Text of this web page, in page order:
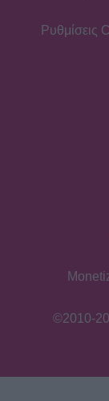
δρόμους η
Η άγνωστη
τολμηρή
και του
Δύο μαύρα
άφιξη της
θαμμένο
Ρυθμίσεις
©2010-